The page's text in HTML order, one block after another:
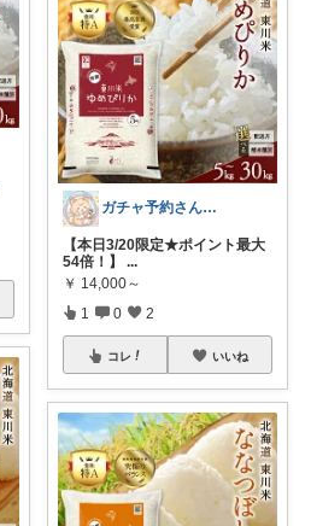
ガチャ予約さん🐱楽天お得紹介
【本日3/20限定★ポイント最大
54倍！】
...
￥ 14,000～
1 0 2
コレ いいね